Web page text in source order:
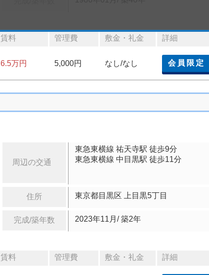
賃料 管理費 敷金・礼金 詳細
6.5万円 5,000円 なし/なし 会員限定
周辺の交通
東急東横線 祐天寺駅 徒歩9分
東急東横線 中目黒駅 徒歩11分
住所 東京都目黒区 上目黒5丁目
完成/築年数 2023年11月/ 築2年
賃料 管理費 敷金・礼金 詳細